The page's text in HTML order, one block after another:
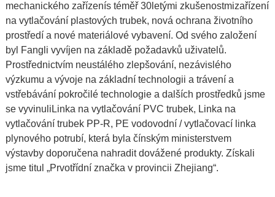
mechanického zařízenís téměř 30letými zkušenostmizařízení
na vytlačování plastových trubek, nová ochrana životního
prostředí a nové materiálové vybavení. Od svého založení
byl Fangli vyvíjen na základě požadavků uživatelů.
Prostřednictvím neustálého zlepšování, nezávislého
výzkumu a vývoje na základní technologii a trávení a
vstřebávání pokročilé technologie a dalších prostředků jsme
se vyvinuli Linka na vytlačování PVC trubek, Linka na
vytlačování trubek PP-R, PE vodovodní / vytlačovací linka
plynového potrubí, která byla čínským ministerstvem
výstavby doporučena nahradit dovážené produkty. Získali
jsme titul „Prvotřídní značka v provincii Zhejiang“.